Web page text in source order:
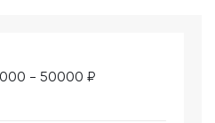
- 50000 ₽